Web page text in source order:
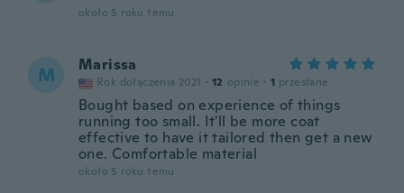
około 5 roku temu
M Marissa
Rok dołączenia 2021 · 12 opinie · 1 przesłane
Bought based on experience of things
running too small. It'll be more coat
effective to have it tailored then get a new
one. Comfortable material
około 5 roku temu